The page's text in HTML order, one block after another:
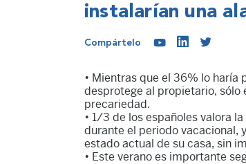
instalarían una
Compártelo
• Mientras que el 36% lo haría
desprotege al propietario, sólo
precariedad.
• 1/3 de los españoles valora
durante el periodo vacacional,
estado actual de su casa, sin
• Este verano es importante